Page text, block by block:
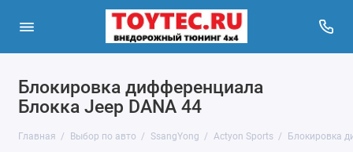
Блокировка дифференциала
Блокка Jeep DANA 44
Главная Выбор по авто SsangYong Actyon Sports Блокировка